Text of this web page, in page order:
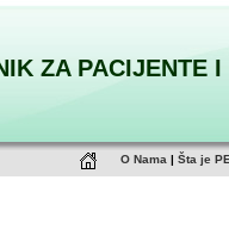
ZA PACIJENTE
O Nama | Šta je